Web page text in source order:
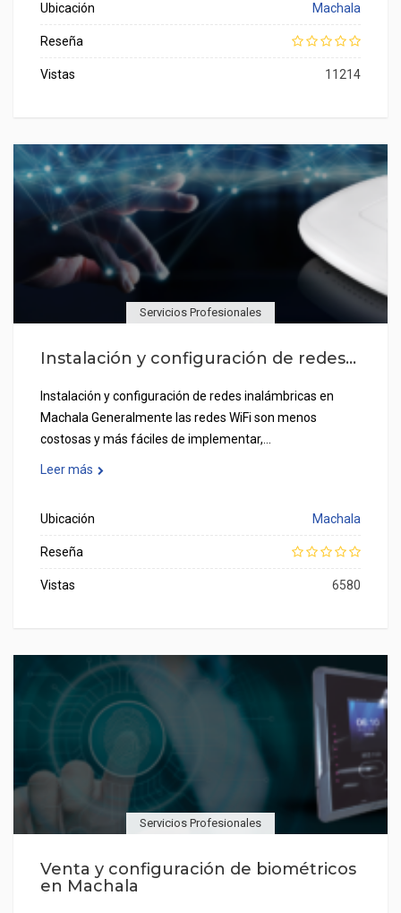
Ubicación Machala
Reseña
Vistas 11214
Servicios Profesionales
Instalación y configuración de redes...
Instalación y configuración de redes inalámbricas en
Machala Generalmente las redes WiFi son menos
costosas y más fáciles de implementar,…
Leer más
Ubicación Machala
Reseña
Vistas 6580
Servicios Profesionales
Venta y configuración de biométricos
en Machala